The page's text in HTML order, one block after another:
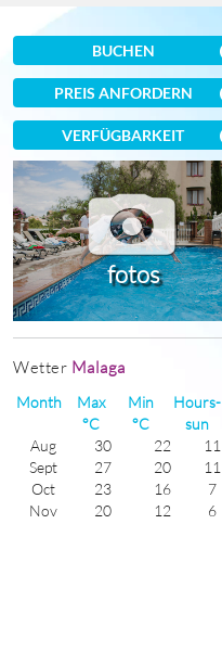
BUCHEN
PREIS ANFORDERN
VERFÜGBARKEIT
fotos
Wetter Malaga
Month
Max
°C
Min
°C
Hours-
sun
Aug
30 22
11
Sept
27 20
11
Oct
23 16
7
Nov
20 12
6